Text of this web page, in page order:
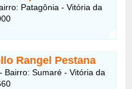
Patagônia - Vitória da
Rangel Pestana
Bairro: Sumaré - Vitória da